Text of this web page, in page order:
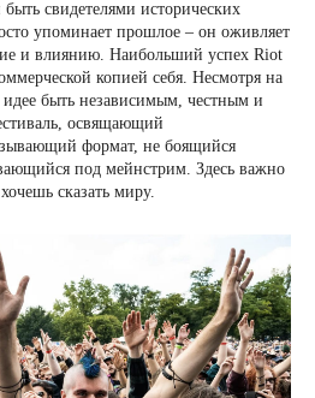
свидетелями исторических
упоминает прошлое – он оживляет
и влиянию. Наибольший успех Riot
копией себя. Несмотря на
идее быть независимым, честным и
освящающий
формат, не боящийся
под мейнстрим. Здесь важно
сказать миру.